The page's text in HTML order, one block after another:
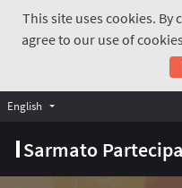
This site uses cookies.
agree to our use of
Sarmato Partecipa
English Choose language